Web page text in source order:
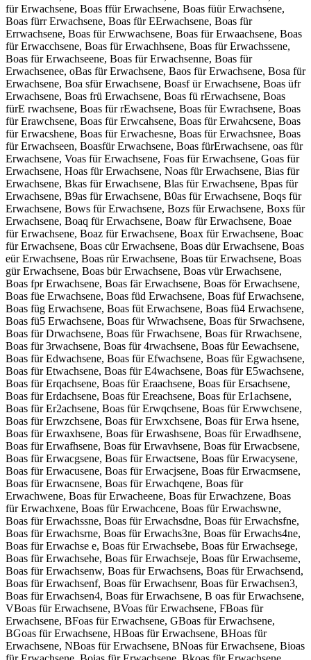
für Erwachsene, Boas ffür Erwachsene, Boas füür Erwachsene,
Boas fürr Erwachsene, Boas für EErwachsene, Boas für
Errwachsene, Boas für Erwwachsene, Boas für Erwaachsene, Boas
für Erwacchsene, Boas für Erwachhsene, Boas für Erwachssene,
Boas für Erwachseene, Boas für Erwachsenne, Boas für
Erwachsenee, oBas für Erwachsene, Baos für Erwachsene, Bosa für
Erwachsene, Boa sfür Erwachsene, Boasf ür Erwachsene, Boas üfr
Erwachsene, Boas frü Erwachsene, Boas fü rErwachsene, Boas
fürE rwachsene, Boas für rEwachsene, Boas für Ewrachsene, Boas
für Erawchsene, Boas für Erwcahsene, Boas für Erwahcsene, Boas
für Erwacshene, Boas für Erwachesne, Boas für Erwachsnee, Boas
für Erwachseen, Boasfür Erwachsene, Boas fürErwachsene, oas für
Erwachsene, Voas für Erwachsene, Foas für Erwachsene, Goas für
Erwachsene, Hoas für Erwachsene, Noas für Erwachsene, Bias für
Erwachsene, Bkas für Erwachsene, Blas für Erwachsene, Bpas für
Erwachsene, B9as für Erwachsene, B0as für Erwachsene, Boqs für
Erwachsene, Bows für Erwachsene, Bozs für Erwachsene, Boxs für
Erwachsene, Boaq für Erwachsene, Boaw für Erwachsene, Boae
für Erwachsene, Boaz für Erwachsene, Boax für Erwachsene, Boac
für Erwachsene, Boas cür Erwachsene, Boas dür Erwachsene, Boas
eür Erwachsene, Boas rür Erwachsene, Boas tür Erwachsene, Boas
gür Erwachsene, Boas bür Erwachsene, Boas vür Erwachsene,
Boas fpr Erwachsene, Boas fär Erwachsene, Boas för Erwachsene,
Boas füe Erwachsene, Boas füd Erwachsene, Boas füf Erwachsene,
Boas füg Erwachsene, Boas füt Erwachsene, Boas fü4 Erwachsene,
Boas fü5 Erwachsene, Boas für Wrwachsene, Boas für Srwachsene,
Boas für Drwachsene, Boas für Frwachsene, Boas für Rrwachsene,
Boas für 3rwachsene, Boas für 4rwachsene, Boas für Eewachsene,
Boas für Edwachsene, Boas für Efwachsene, Boas für Egwachsene,
Boas für Etwachsene, Boas für E4wachsene, Boas für E5wachsene,
Boas für Erqachsene, Boas für Eraachsene, Boas für Ersachsene,
Boas für Erdachsene, Boas für Ereachsene, Boas für Er1achsene,
Boas für Er2achsene, Boas für Erwqchsene, Boas für Erwwchsene,
Boas für Erwzchsene, Boas für Erwxchsene, Boas für Erwa hsene,
Boas für Erwaxhsene, Boas für Erwashsene, Boas für Erwadhsene,
Boas für Erwafhsene, Boas für Erwavhsene, Boas für Erwacbsene,
Boas für Erwacgsene, Boas für Erwactsene, Boas für Erwacysene,
Boas für Erwacusene, Boas für Erwacjsene, Boas für Erwacmsene,
Boas für Erwacnsene, Boas für Erwachqene, Boas für
Erwachwene, Boas für Erwacheene, Boas für Erwachzene, Boas
für Erwachxene, Boas für Erwachcene, Boas für Erwachswne,
Boas für Erwachssne, Boas für Erwachsdne, Boas für Erwachsfne,
Boas für Erwachsrne, Boas für Erwachs3ne, Boas für Erwachs4ne,
Boas für Erwachse e, Boas für Erwachsebe, Boas für Erwachsege,
Boas für Erwachsehe, Boas für Erwachseje, Boas für Erwachseme,
Boas für Erwachsenw, Boas für Erwachsens, Boas für Erwachsend,
Boas für Erwachsenf, Boas für Erwachsenr, Boas für Erwachsen3,
Boas für Erwachsen4, Boas für Erwachsene, B oas für Erwachsene,
VBoas für Erwachsene, BVoas für Erwachsene, FBoas für
Erwachsene, BFoas für Erwachsene, GBoas für Erwachsene,
BGoas für Erwachsene, HBoas für Erwachsene, BHoas für
Erwachsene, NBoas für Erwachsene, BNoas für Erwachsene, Bioas